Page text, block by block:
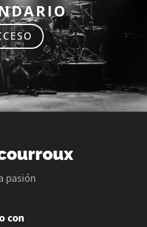
pasión
con